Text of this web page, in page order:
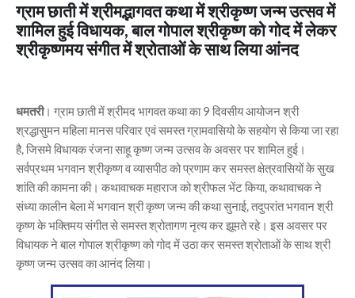
ग्राम छाती में श्रीमद्भागवत कथा में श्रीकृष्ण जन्म उत्सव में
शामिल हुई विधायक, बाल गोपाल श्रीकृष्ण को गोद में लेकर
श्रीकृष्णमय संगीत में श्रोताओं के साथ लिया आंनद
धमतरी। ग्राम छाती में श्रीमद भागवत कथा का 9 दिवसीय आयोजन श्री
श्रद्धासुमन महिला मानस परिवार एवं समस्त ग्रामवासियो के सहयोग से किया जा रहा
है, जिसमे विधायक रंजना साहू कृष्ण जन्म उत्सव के अवसर पर शामिल हुई।
सर्वप्रथम भगवान श्रीकृष्ण व व्यासपीठ को प्रणाम कर समस्त क्षेत्रवासियों के सुख
शांति की कामना की। कथावाचक महाराज को श्रीफल भेंट किया, कथावाचक ने
संध्या कालीन बेला में भगवान श्री कृष्ण जन्म की कथा सुनाई, तदुपरांत भगवान श्री
कृष्ण के भक्तिमय संगीत से समस्त श्रोतागण नृत्य कर झूमते रहे। इस अवसर पर
विधायक ने बाल गोपाल श्रीकृष्ण को गोद में उठा कर समस्त श्रोताओं के साथ श्री
कृष्ण जन्म उत्सव का आनंद लिया।